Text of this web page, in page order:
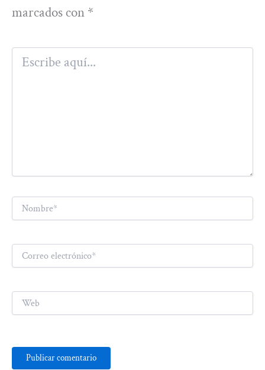
marcados con *
Escribe
aquí...
Correo
electrónico*
Web